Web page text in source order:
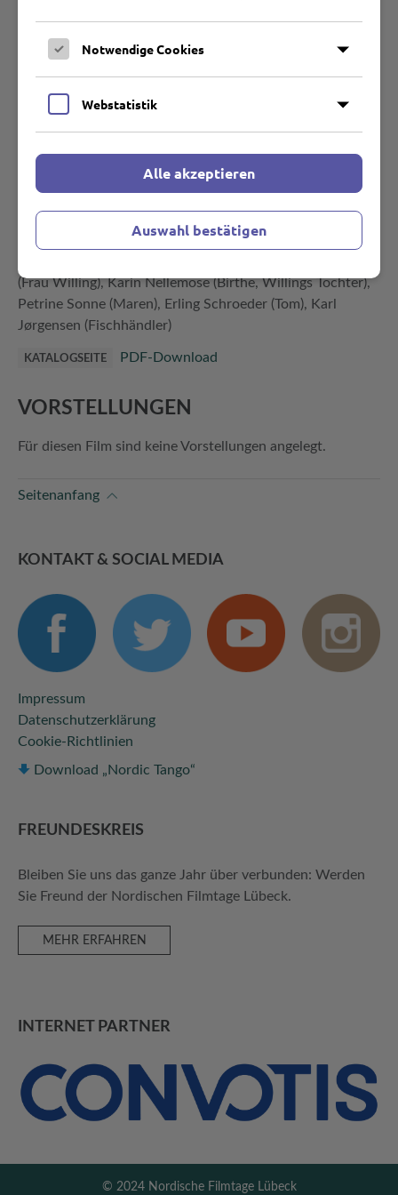
Lau Lauritzen
DREHBUCH A.V. Olsen, Lau Lauritzen
PRODUZENT Svend Nielsen
FESTIVALKONTAKT
55, 1123 Kopenhagen K, Mail: dfi@dfi.dk, Web:
Carl Schenstrøm (Fyrtaarnet), Harald Madsen
(Frau Willing), Karin Nellemose (Birthe, Willings Tochter),
Petrine Sonne (Maren), Erling Schroeder (Tom), Karl
Jørgensen (Fischhändler)
KATALOGSEITE PDF-Download
VORSTELLUNGEN
Für diesen Film sind keine Vorstellungen angelegt.
Seitenanfang
KONTAKT & SOCIAL MEDIA
Impressum
Datenschutzerklärung
Cookie-Richtlinien
Download „Nordic Tango“
FREUNDES­KREIS
Bleiben Sie uns das ganze Jahr über verbunden: Werden
Sie Freund der Nordischen Filmtage Lübeck.
MEHR ERFAHREN
INTERNET PARTNER
© 2024 Nordische Filmtage Lübeck
Notwendige Cookies
Webstatistik
Alle akzeptieren
Auswahl bestätigen